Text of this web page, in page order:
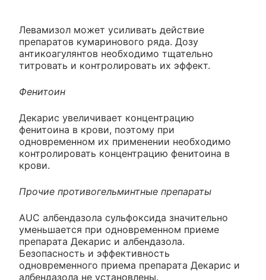
Левамизол может усиливать действие
препаратов кумаринового ряда. Дозу
антикоагулянтов необходимо тщательно
титровать и контролировать их эффект.
Фенитоин
Декарис увеличивает концентрацию
фенитоина в крови, поэтому при
одновременном их применении необходимо
контролировать концентрацию фенитоина в
крови.
Прочие противогельминтные препараты
AUC албендазола сульфоксида значительно
уменьшается при одновременном приеме
препарата Декарис и албендазола.
Безопасность и эффективность
одновременного приема препарата Декарис и
албендазола не установлены.